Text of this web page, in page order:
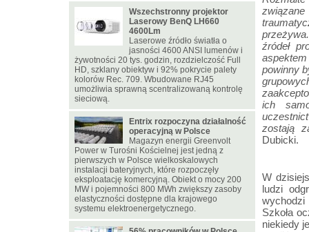
źródeł
powinny
ich
zostają
Dubicki.
W
ludzi
Szkoła
niekiedy
Wszechstronny projektor
Laserowy BenQ LH660
4600Lm
Laserowe źródło światła o
jasności 4600 ANSI lumenów i
żywotności 20 tys. godzin, rozdzielczość Full
HD, szklany obiektyw i 92% pokrycie palety
kolorów Rec. 709. Wbudowane RJ45
umożliwia sprawną scentralizowaną kontrolę
sieciową.
Entrix rozpoczyna działalność
operacyjną w Polsce
Magazyn energii Greenvolt
Power w Turośni Kościelnej jest jedną z
pierwszych w Polsce wielkoskalowych
instalacji bateryjnych, które rozpoczęły
eksploatację komercyjną. Obiekt o mocy 200
MW i pojemności 800 MWh zwiększy zasoby
elastyczności dostępne dla krajowego
systemu elektroenergetycznego.